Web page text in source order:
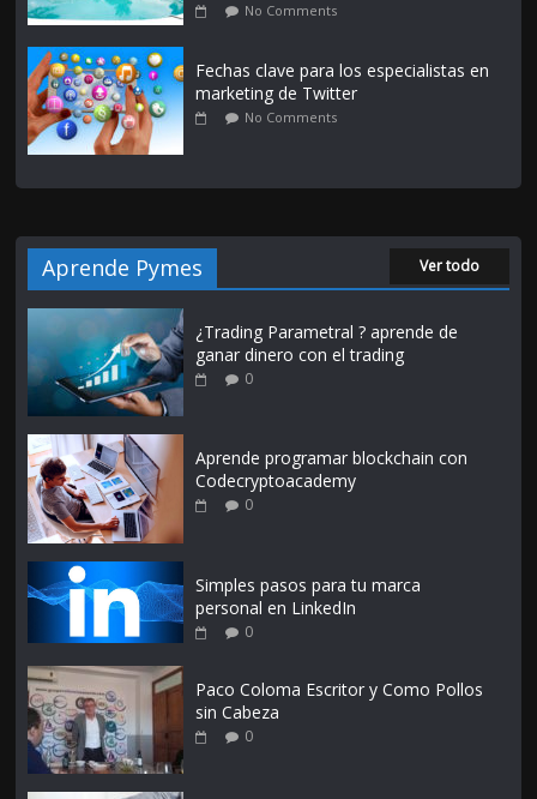
No Comments
Fechas clave para los especialistas en
marketing de Twitter
No Comments
Aprende Pymes Ver todo
¿Trading Parametral ? aprende de
ganar dinero con el trading
0
Aprende programar blockchain con
Codecryptoacademy
0
Simples pasos para tu marca
personal en LinkedIn
0
Paco Coloma Escritor y Como Pollos
sin Cabeza
0